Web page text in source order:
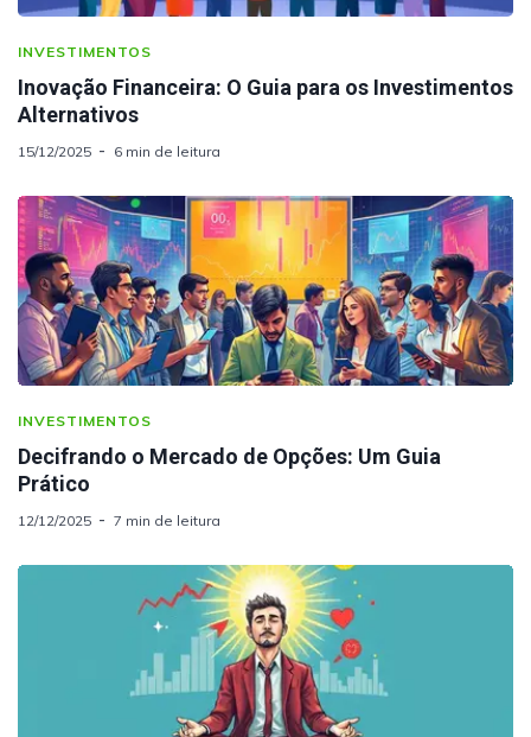
INVESTIMENTOS
Inovação Financeira: O Guia para os Investimentos
Alternativos
15/12/2025 6 min de leitura
INVESTIMENTOS
Decifrando o Mercado de Opções: Um Guia
Prático
12/12/2025 7 min de leitura